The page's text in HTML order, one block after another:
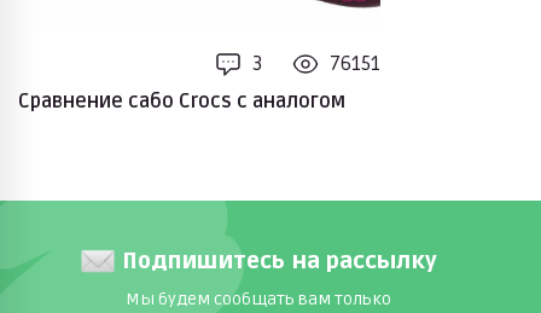
3
76151
Сравнение сабо Crocs с аналогом
Подпишитесь на рассылку
Мы будем сообщать вам только